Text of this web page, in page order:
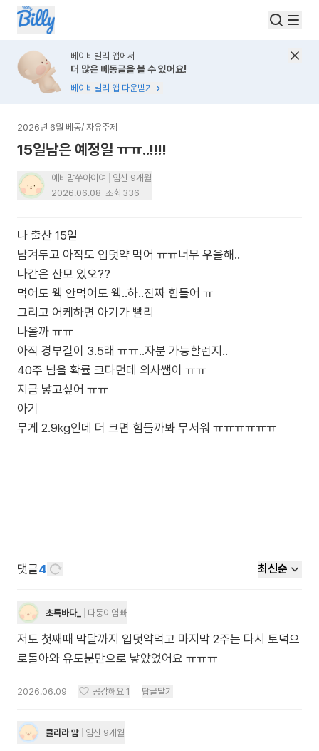
베이비빌리 앱에서
더 많은 베동글을 볼 수 있어요!
베이비빌리 앱 다운받기
2026년 6월 베동/ 자유주제
15일남은 예정일 ㅠㅠ..!!!!
예비맘쑤아이여
임신 9개월
2026.06.08 조회 336
나 출산 15일
남겨두고 아직도 입덧약 먹어 ㅠㅠ너무 우울해..
나같은 산모 있오??
먹어도 웩 안먹어도 웩..하..진짜 힘들어 ㅠ
그리고 어케하면 아기가 빨리
나올까 ㅠㅠ
아직 경부길이 3.5래 ㅠㅠ..자분 가능할런지..
40주 넘을 확률 크다던데 의사쌤이 ㅠㅠ
지금 낳고싶어 ㅠㅠ
아기
무게 2.9kg인데 더 크면 힘들까봐 무서워 ㅠㅠㅠㅠㅠㅠ
댓글4 최신순
초록바다_ 다둥이엄빠
저도 첫째때 막달까지 입덧약먹고 마지막 2주는 다시 토덕으
로돌아와 유도분만으로 낳았었어요 ㅠㅠㅠ
2026.06.09 공감해요 1 답글달기
클라라 맘 임신 9개월